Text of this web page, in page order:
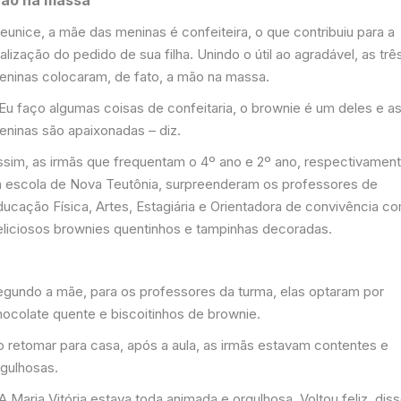
a mãe das meninas é confeiteira, o que contribuiu para a
do pedido de sua filha. Unindo o útil ao agradável, as
colocaram, de fato, a mão na massa.
faço algumas coisas de confeitaria, o brownie é um deles e as
são apaixonadas – diz.
as irmãs que frequentam o 4º ano e 2º ano,
escola de Nova Teutônia, surpreenderam os professores de
Física, Artes, Estagiária e Orientadora de convivência
brownies quentinhos e tampinhas decoradas.
a mãe, para os professores da turma, elas optaram por
quente e biscoitinhos de brownie.
retomar para casa, após a aula, as irmãs estavam contentes e